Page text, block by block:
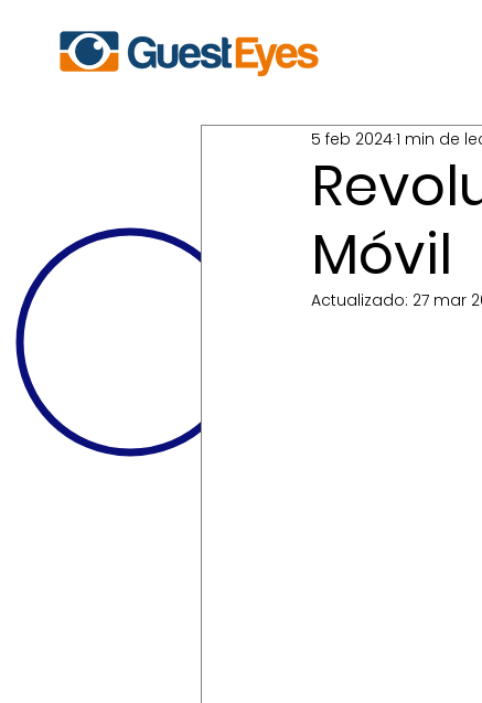
Móvil
5 feb 20241 min de
Actualizado: 27 mar